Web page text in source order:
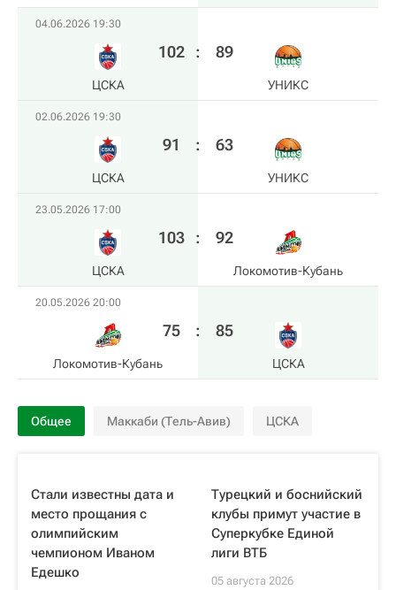
04.06.2026 19:30
ЦСКА
102 : 89
УНИКС
02.06.2026 19:30
ЦСКА
91 : 63
УНИКС
23.05.2026 17:00
ЦСКА
103 : 92
Локомотив-Кубань
20.05.2026 20:00
Локомотив-Кубань
75 : 85
ЦСКА
Общее Маккаби (Тель-Авив) ЦСКА
Стали известны дата и
место прощания с
олимпийским
чемпионом Иваном
Едешко
Турецкий и боснийский
клубы примут участие в
Суперкубке Единой
лиги ВТБ
05 августа 2026